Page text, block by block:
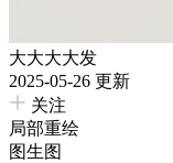
大大大大发
2025-05-26 更新
关注
局部重绘
图生图